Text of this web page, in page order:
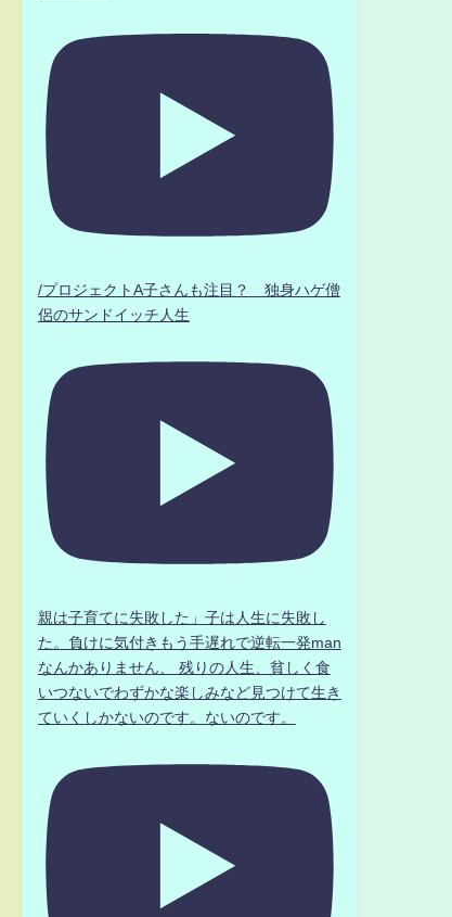
/プロジェクトA子さんも注目？ 独身ハゲ僧
侶のサンドイッチ人生
親は子育てに失敗した」子は人生に失敗し
た。負けに気付きもう手遅れで逆転一発man
なんかありません、 残りの人生、貧しく食
いつないでわずかな楽しみなど見つけて生き
ていくしかないのです。ないのです。